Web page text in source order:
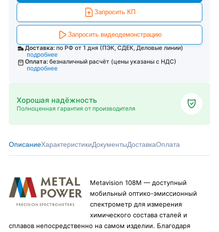
Запросить КП
Запросить видеодемонстрацию
Доставка: по РФ от 1 дня (ПЭК, СДЕК, Деловые линии)
подробнее
Оплата: безналичный расчёт (цены указаны с НДС)
подробнее
Хорошая надёжность
Полноценная гарантия от производителя
ОписаниеХарактеристикиДокументыДоставкаОплата
Metavision 108M — доступный
мобильный оптико-эмиссионный
спектрометр для измерения
химического состава сталей и
сплавов непосредственно на самом изделии. Благодаря